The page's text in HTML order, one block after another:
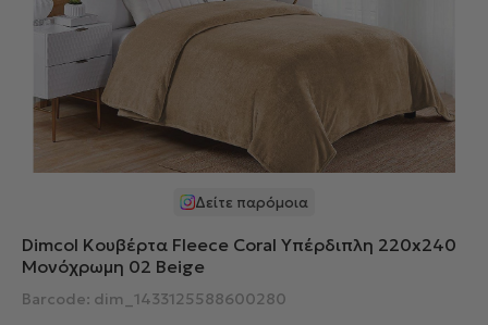
Δείτε παρόμοια
Dimcol Κουβέρτα Fleece Coral Υπέρδιπλη 220x240
Μονόχρωμη 02 Beige
Barcode: dim_1433125588600280